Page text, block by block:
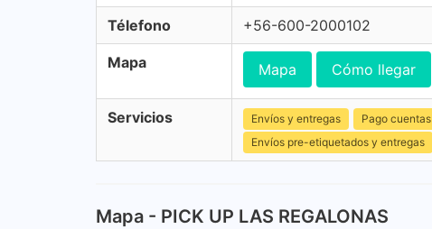
Télefono +56-600-2000102
Mapa Mapa Cómo llegar
Servicios Envíos y entregas Pago cuentas
Envíos pre-etiquetados y entregas
Mapa - PICK UP LAS REGALONAS